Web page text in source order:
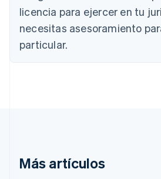
licencia para ejercer en tu
necesitas asesoramiento
particular.
Más artículos
Português English
Bulgaria
English
Canadá
China continental
Emiratos Árabes Unidos